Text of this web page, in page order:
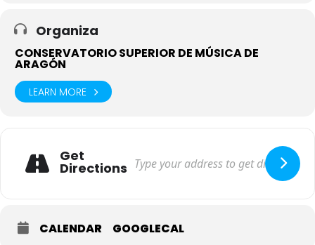
Organiza
CONSERVATORIO SUPERIOR DE MÚSICA DE
ARAGÓN
LEARN MORE
Get
Directions
CALENDAR GOOGLECAL